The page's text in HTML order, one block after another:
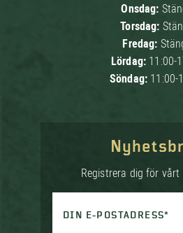
Onsdag:
Torsdag:
Fredag:
Lördag: 11:00-
Söndag: 11:00-
Registrera dig för vårt
DIN E-POSTADRESS*